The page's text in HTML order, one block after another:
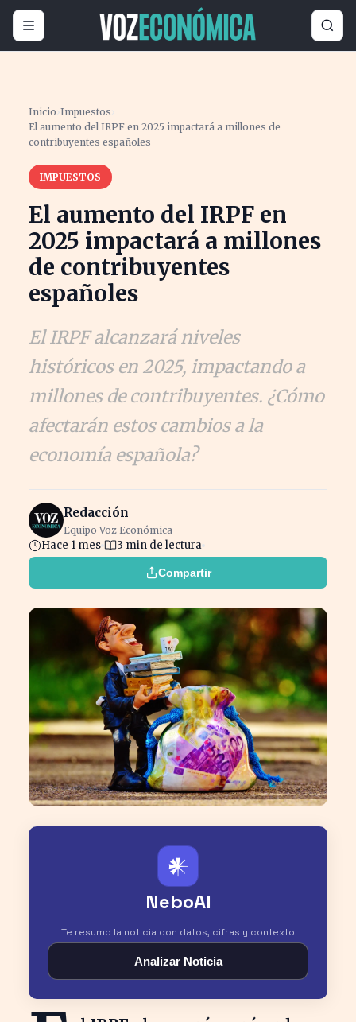
Inicio ›Impuestos ›
El aumento del IRPF en 2025 impactará a millones de
contribuyentes españoles
IMPUESTOS
El aumento del IRPF en
2025 impactará a millones
de contribuyentes
españoles
El IRPF alcanzará niveles
históricos en 2025, impactando a
millones de contribuyentes. ¿Cómo
afectarán estos cambios a la
economía española?
Redacción
Equipo Voz Económica
Hace 1 mes 3 min de lectura
Compartir
𒀭
NeboAI
Te resumo la noticia con datos, cifras y contexto
Analizar Noticia